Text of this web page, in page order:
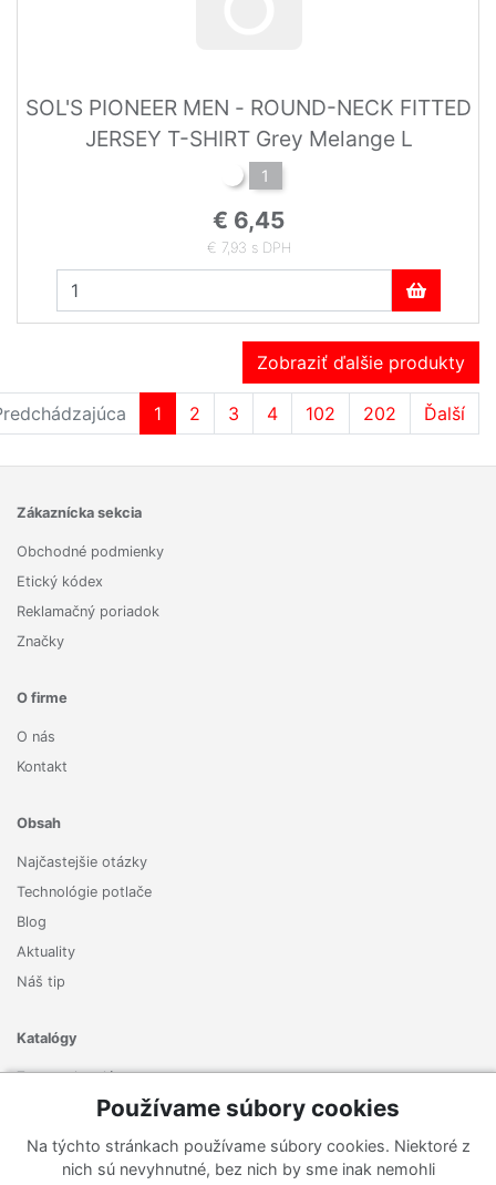
SOL'S PIONEER MEN - ROUND-NECK FITTED
JERSEY T-SHIRT Grey Melange L
1
€ 6,45
€ 7,93 s DPH
Zobraziť ďalšie produkty
1 2 3 4 102 202 Ďalší
Zákaznícka sekcia
Obchodné podmienky
Etický kódex
Reklamačný poriadok
Značky
O firme
O nás
Kontakt
Obsah
Najčastejšie otázky
Technológie potlače
Blog
Aktuality
Náš tip
Katalógy
Zoznam katalógov
Zaregistrujte sa k odberu nášho newslettera a nenechajte si
Používame súbory cookies
Na týchto stránkach používame súbory cookies. Niektoré z
nich sú nevyhnutné, bez nich by sme inak nemohli